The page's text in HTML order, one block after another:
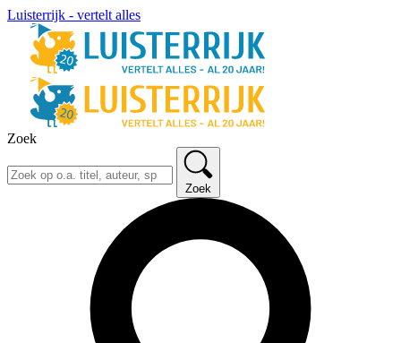
Luisterrijk - vertelt alles
Zoek
Zoek